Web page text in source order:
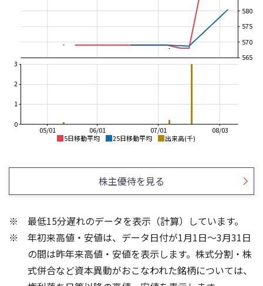
5日移動平均 25日移動平均 出来高(千)
08/03
07/01
06/01
05/01
565
570
575
580
0
1
2
3
560
570
200
300
500
600
株主優待を見る
最低15分遅れのデータを表示（計算）しています。
年初来高値・安値は、データ日付が1月1日～3月31日
の間は昨年来高値・安値を表示します。株式分割・株
式併合など資本異動がおこなわれた銘柄については、